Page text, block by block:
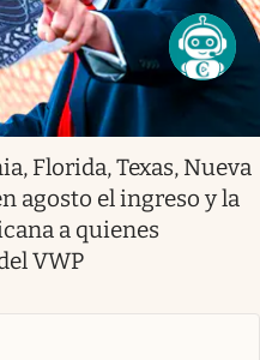
Florida, Texas, Nueva
agosto el ingreso y la
a quienes
VWP